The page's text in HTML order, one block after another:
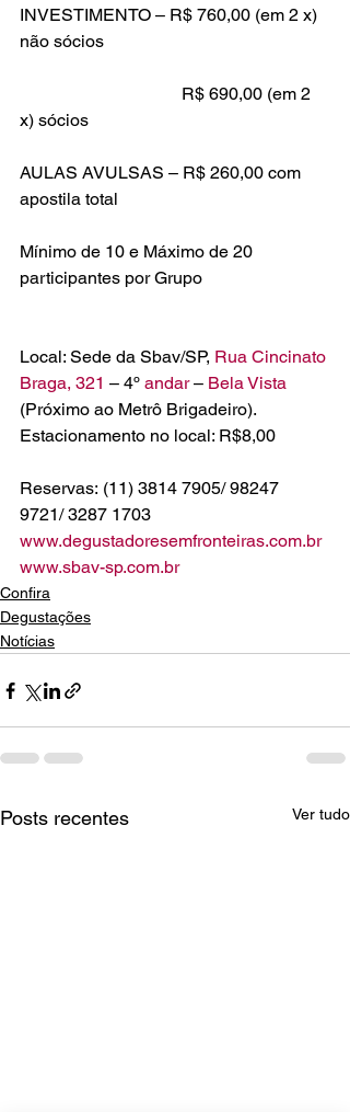
INVESTIMENTO – R$ 760,00 (em 2 x)
R$ 690,00 (em 2
AULAS AVULSAS – R$ 260,00 com
apostila total
Mínimo de 10 e Máximo de 20
participantes por Grupo
Local: Sede da Sbav/SP, Rua Cincinato
Braga, 321 – 4º andar –
(Próximo ao Metrô Brigadeiro).
Reservas: (11) 3814 7905/ 98247
www.degustadoresemfronteiras.com.br
www.sbav-sp.com.br
Confira
Degustações
Notícias
Posts recentes Ver tudo